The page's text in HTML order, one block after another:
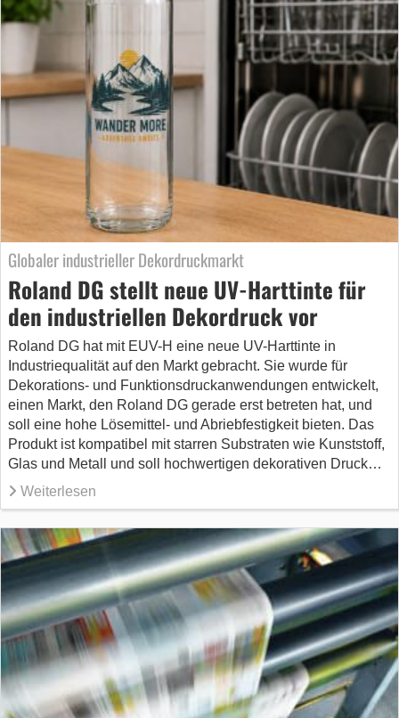
Globaler industrieller Dekordruckmarkt
Roland DG stellt neue UV-Harttinte für
den industriellen Dekordruck vor
Roland DG hat mit EUV-H eine neue UV-Harttinte in
Industriequalität auf den Markt gebracht. Sie wurde für
Dekorations- und Funktionsdruckanwendungen entwickelt,
einen Markt, den Roland DG gerade erst betreten hat, und
soll eine hohe Lösemittel- und Abriebfestigkeit bieten. Das
Produkt ist kompatibel mit starren Substraten wie Kunststoff,
Glas und Metall und soll hochwertigen dekorativen Druck…
Weiterlesen